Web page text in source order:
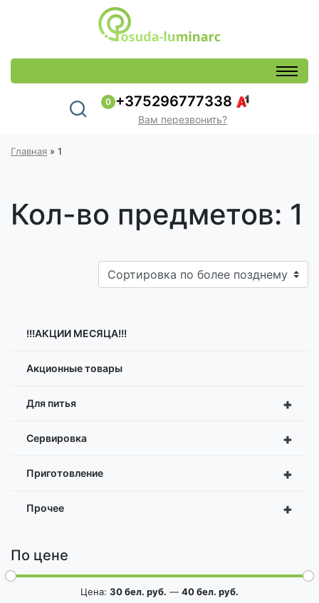
0 +375296777338
Вам перезвонить?
Главная » 1
Кол-во предметов: 1
!!!АКЦИИ МЕСЯЦА!!!
Акционные товары
+
Для питья
+
Сервировка
+
Приготовление
+
Прочее
По цене
Цена: 30 бел. руб. — 40 бел. руб.